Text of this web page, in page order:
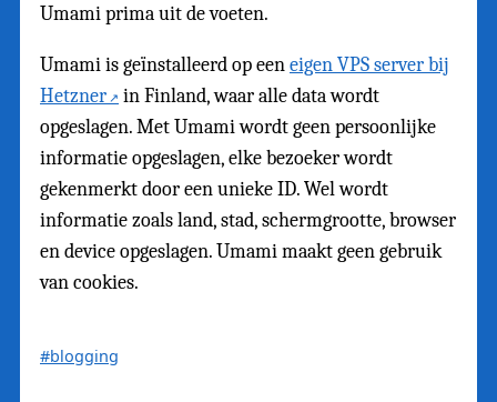
Umami prima uit de voeten.
Umami is geïnstalleerd op eeneigen VPS server bij
Hetzner
in Finland, waar alle data wordt
opgeslagen. Met Umami wordt geen persoonlijke
informatie opgeslagen, elke bezoeker wordt
gekenmerkt door een unieke ID. Wel wordt
informatie zoals land, stad, schermgrootte, browser
en device opgeslagen. Umami maakt geen gebruik
van cookies.
#blogging